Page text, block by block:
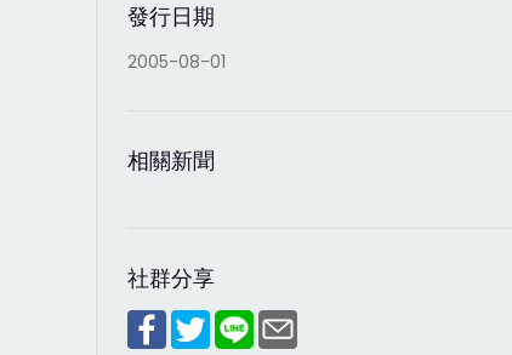
發行日期
2005-08-01
相關新聞
社群分享